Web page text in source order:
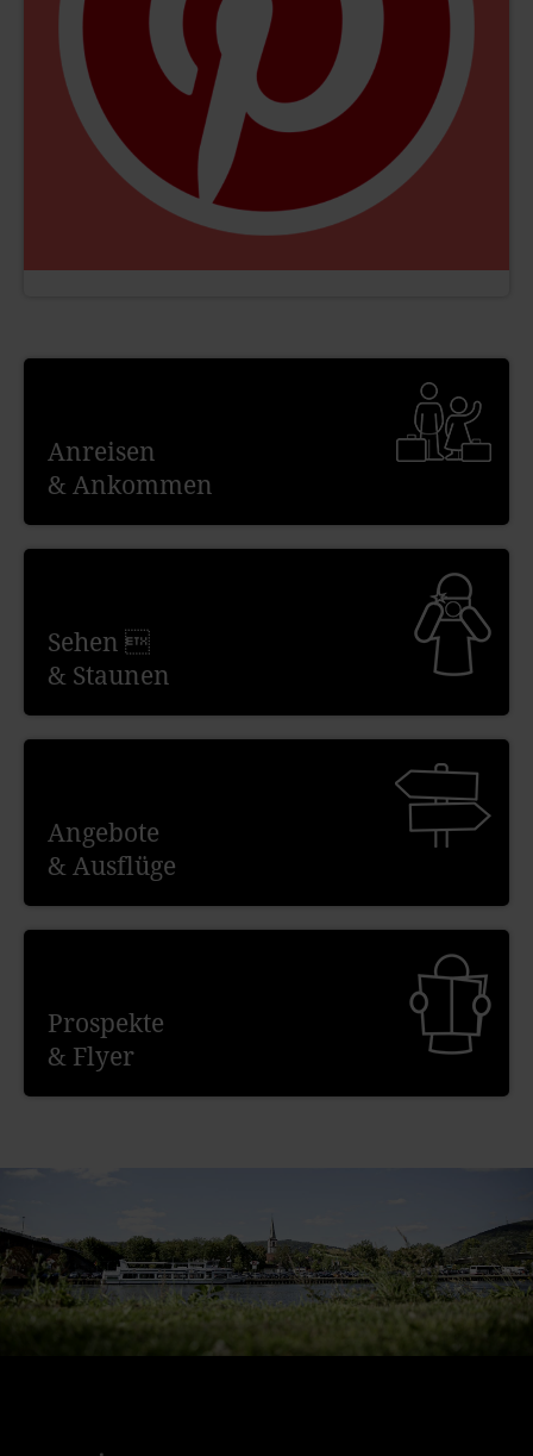
Anreisen
& Ankommen
Sehen 
& Staunen
Angebote
& Ausflüge
Prospekte
& Flyer